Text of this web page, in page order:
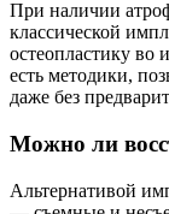
При наличии
классической
остеопластику во
есть методики,
даже без
Можно ли
Альтернативой